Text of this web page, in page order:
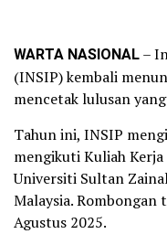
WARTA NASIONAL–
(INSIP) kembali
mencetak lulusan
Tahun ini, INSIP
mengikuti Kuliah
Universiti Sultan
Malaysia. Rombongan
Agustus 2025.